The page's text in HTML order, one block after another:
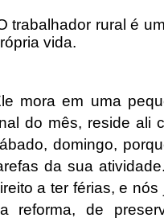
trabalhador rural é
vida.
mora em uma
do mês, reside ali
domingo,
da sua
a ter férias, e
reforma, de